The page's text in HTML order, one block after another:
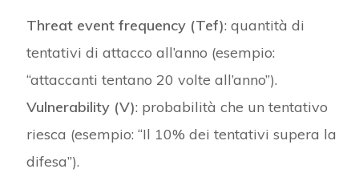
Threat event frequency (Tef): quantità di
tentativi di attacco all’anno (esempio:
“attaccanti tentano 20 volte all’anno”).
Vulnerability (V): probabilità che un tentativo
riesca (esempio: “Il 10% dei tentativi supera la
difesa”).